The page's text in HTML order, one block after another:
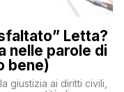
Letta?
nelle parole di
bene)
giustizia ai diritti civili,